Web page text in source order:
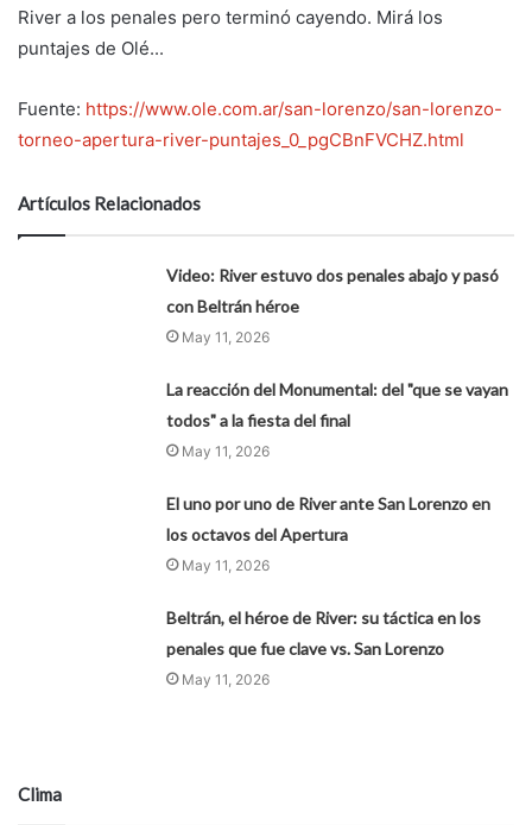
River a los penales pero terminó cayendo. Mirá los
puntajes de Olé...
Fuente: https://www.ole.com.ar/san-lorenzo/san-lorenzo-
torneo-apertura-river-puntajes_0_pgCBnFVCHZ.html
Artículos Relacionados
Video: River estuvo dos penales abajo y pasó
con Beltrán héroe
May 11, 2026
La reacción del Monumental: del "que se vayan
todos" a la fiesta del final
May 11, 2026
El uno por uno de River ante San Lorenzo en
los octavos del Apertura
May 11, 2026
Beltrán, el héroe de River: su táctica en los
penales que fue clave vs. San Lorenzo
May 11, 2026
Clima